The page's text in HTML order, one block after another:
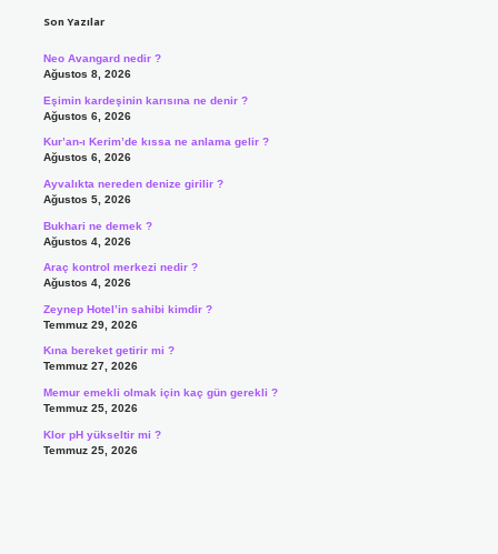
Son Yazılar
Neo Avangard nedir ?
Ağustos 8, 2026
Eşimin kardeşinin karısına ne denir ?
Ağustos 6, 2026
Kur’an-ı Kerim’de kıssa ne anlama gelir ?
Ağustos 6, 2026
Ayvalıkta nereden denize girilir ?
Ağustos 5, 2026
Bukhari ne demek ?
Ağustos 4, 2026
Araç kontrol merkezi nedir ?
Ağustos 4, 2026
Zeynep Hotel’in sahibi kimdir ?
Temmuz 29, 2026
Kına bereket getirir mi ?
Temmuz 27, 2026
Memur emekli olmak için kaç gün gerekli ?
Temmuz 25, 2026
Klor pH yükseltir mi ?
Temmuz 25, 2026